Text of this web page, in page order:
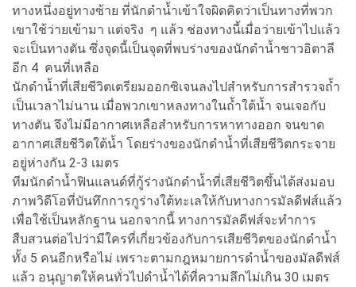
ทางหนึ่งอยู่ทางซ้าย ที่นักดำน้ำเข้าใจผิดคิดว่าเป็นทางที่พวก
เขาใช้ว่ายเข้ามา แต่จริง ๆ แล้ว ช่องทางนี้เมื่อว่ายเข้าไปแล้ว
จะเป็นทางตัน ซึ่งจุดนี้เป็นจุดที่พบร่างของนักดำน้ำชาวอิตาลี
อีก 4 คนที่เหลือ
นักดำน้ำที่เสียชีวิตเตรียมออกซิเจนลงไปสำหรับการสำรวจถ้ำ
เป็นเวลาไม่นาน เมื่อพวกเขาหลงทางในถ้ำใต้น้ำ จนเจอกับ
ทางตัน จึงไม่มีอากาศเหลือสำหรับการหาทางออก จนขาด
อากาศเสียชีวิตใต้น้ำ โดยร่างของนักดำน้ำที่เสียชีวิตกระจาย
อยู่ห่างกัน 2-3 เมตร
ทีมนักดำน้ำฟินแลนด์ที่กู้ร่างนักดำน้ำที่เสียชีวิตขึ้นได้ส่งมอบ
ภาพวิดีโอที่บันทึกการกูร่างใต้ทะเลให้กับทางการมัลดีฟส์แล้ว
เพื่อใช้เป็นหลักฐาน นอกจากนี้ ทางการมัลดีฟส์จะทำการ
สืบสวนต่อไปว่ามีใครที่เกี่ยวข้องกับการเสียชีวิตของนักดำน้ำ
ทั้ง 5 คนอีกหรือไม่ เพราะตามกฎหมายการดำน้ำของมัลดีฟส์
แล้ว อนุญาตให้คนทั่วไปดำน้ำได้ที่ความลึกไม่เกิน 30 เมตร